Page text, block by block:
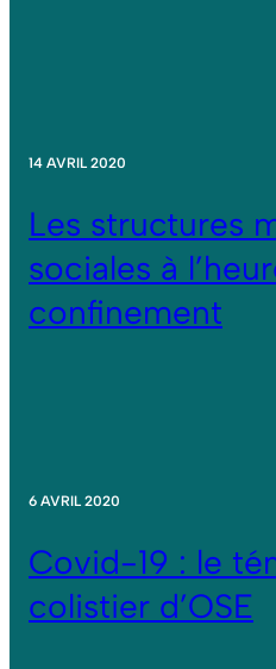
14 AVRIL 2020
Les structures
sociales à
confinement
6 AVRIL 2020
Covid-19 : le
colistier d’OSE